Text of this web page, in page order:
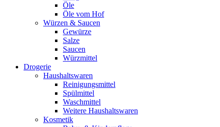
Öle
Öle vom Hof
Würzen & Saucen
Gewürze
Salze
Saucen
Würzmittel
Drogerie
Haushaltswaren
Reinigungsmittel
Spülmittel
Waschmittel
Weitere Haushaltswaren
Kosmetik